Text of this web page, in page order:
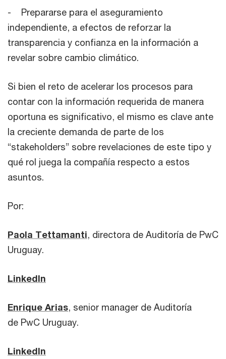
- Prepararse para el aseguramiento
independiente, a efectos de reforzar la
transparencia y confianza en la información a
revelar sobre cambio climático.
Si bien el reto de acelerar los procesos para
contar con la información requerida de manera
oportuna es significativo, el mismo es clave ante
la creciente demanda de parte de los
“stakeholders” sobre revelaciones de este tipo y
qué rol juega la compañía respecto a estos
asuntos.
Por:
Paola Tettamanti, directora de Auditoría de PwC
Uruguay.
LinkedIn
Enrique Arias, senior manager de Auditoría
de PwC Uruguay.
LinkedIn